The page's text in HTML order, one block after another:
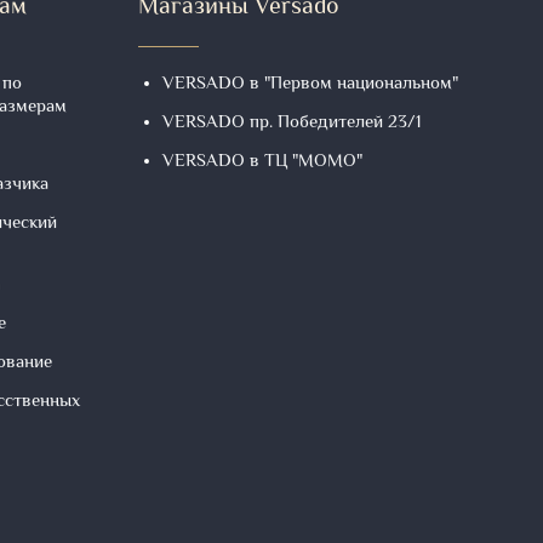
Магазины Versado
VERSADO в "Первом национальном"
VERSADO пр. Победителей 23/1
VERSADO в ТЦ "МОМО"